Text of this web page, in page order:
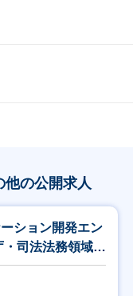
他の公開求人
ション開発エン
司法法務領域】